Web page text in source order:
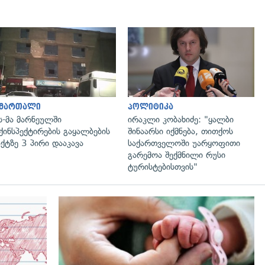
მა მარნეულში
გაყალბების
3 პირი დააკავა
პოლიტიკა
ირაკლი კობახიძე: "ყალბი
შინაარსი იქმნება, თითქოს
საქართველოში უარყოფითი
გარემოა შექმნილი რუსი
ტურისტებისთვის"